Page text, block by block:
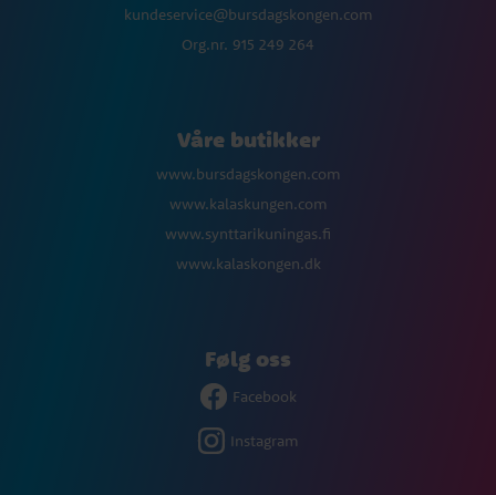
kundeservice@bursdagskongen.com
Org.nr. 915 249 264
Våre butikker
www.bursdagskongen.com
www.kalaskungen.com
www.synttarikuningas.fi
www.kalaskongen.dk
Følg oss
Facebook
Instagram